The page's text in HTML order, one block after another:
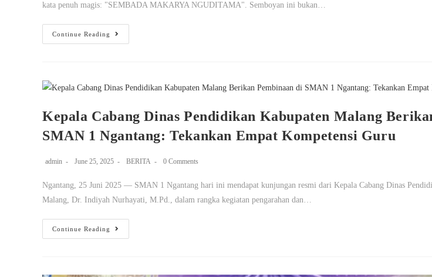
kata penuh magis: "SEMBADA MAKARYA NGUDITAMA". Semboyan ini bukan…
Continue Reading
Kepala Cabang Dinas Pendidikan Kabupaten Malang
SMAN 1 Ngantang: Tekankan Empat Kompetensi Guru
admin June 25, 2025 BERITA 0 Comments
Ngantang, 25 Juni 2025 — SMAN 1 Ngantang hari ini mendapat kunjungan resmi dari Kepala Cabang Dinas
Malang, Dr. Indiyah Nurhayati, M.Pd., dalam rangka kegiatan pengarahan dan…
Continue Reading